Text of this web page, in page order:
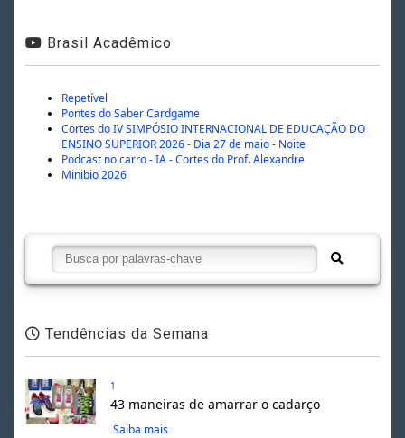
Brasil Acadêmico
Repetível
Pontes do Saber Cardgame
Cortes do IV SIMPÓSIO INTERNACIONAL DE EDUCAÇÃO DO
ENSINO SUPERIOR 2026 - Dia 27 de maio - Noite
Podcast no carro - IA - Cortes do Prof. Alexandre
Minibio 2026
Tendências da Semana
1
43 maneiras de amarrar o cadarço
Saiba mais